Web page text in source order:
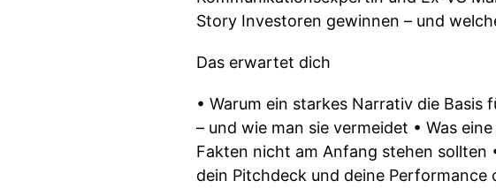
Story Investoren gewinnen – und
Das erwartet dich
• Warum ein starkes Narrativ die Basis
– und wie man sie vermeidet • Was
Fakten nicht am Anfang stehen sollten
dein Pitchdeck und deine Performance